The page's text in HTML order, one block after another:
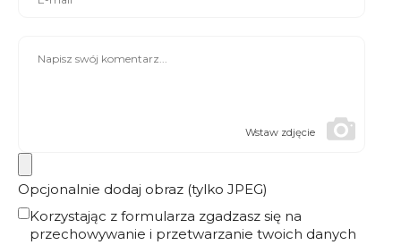
Wstaw zdjęcie
Opcjonalnie dodaj obraz (tylko JPEG)
Korzystając z formularza zgadzasz się na
przechowywanie i przetwarzanie twoich danych